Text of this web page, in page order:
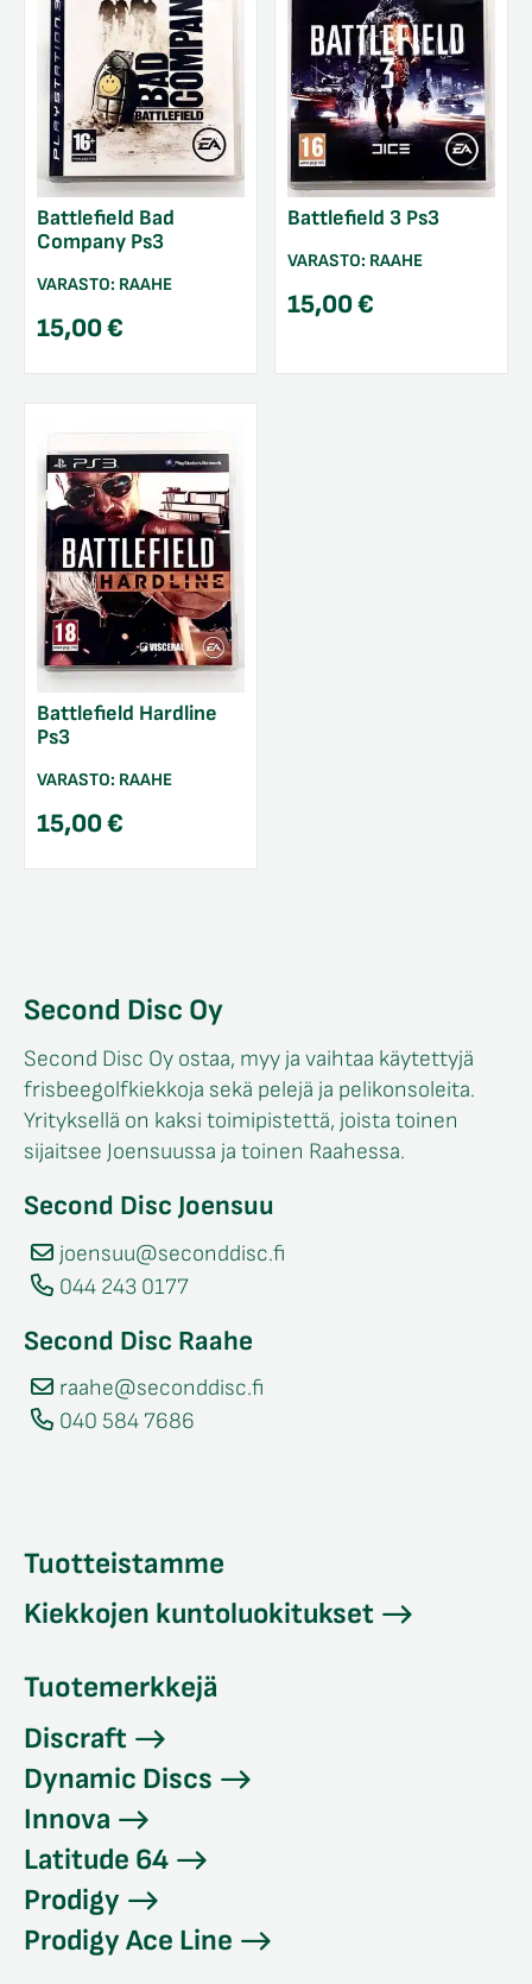
Battlefield Bad
Company Ps3
VARASTO: RAAHE
15,00€
Battlefield 3 Ps3
VARASTO: RAAHE
15,00€
Battlefield Hardline
Ps3
VARASTO: RAAHE
15,00€
Second Disc Oy
Second Disc Oy ostaa, myy ja vaihtaa käytettyjä
frisbeegolfkiekkoja sekä pelejä ja pelikonsoleita.
Yrityksellä on kaksi toimipistettä, joista toinen
sijaitsee Joensuussa ja toinen Raahessa.
Second Disc Joensuu
joensuu@seconddisc.fi
044 243 0177
Second Disc Raahe
raahe@seconddisc.fi
040 584 7686
Tuotteistamme
Kiekkojen kuntoluokitukset
Tuotemerkkejä
Discraft
Dynamic Discs
Innova
Latitude 64
Prodigy
Prodigy Ace Line